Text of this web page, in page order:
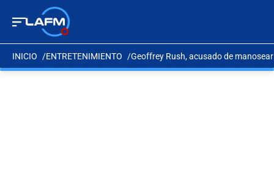
INICIO ENTRETENIMIENTO Geoffrey Rush, acusado de